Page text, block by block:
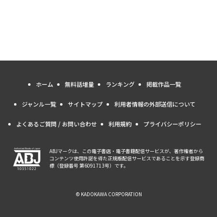
ホーム 無料話増量 ランキング 掲載作品一覧
ジャンル一覧 サイトマップ 利用者情報の外部送信について
よくあるご質問 / お問い合わせ 利用規約 プライバシーポリシー
ABJマークは、この電子書店・電子書籍配信サービスが、著作権者から
コンテンツ使用許諾を得た正規版配信サービスであることを示す登録商
標（登録番号 第6091713号）です。
© KADOKAWA CORPORATION